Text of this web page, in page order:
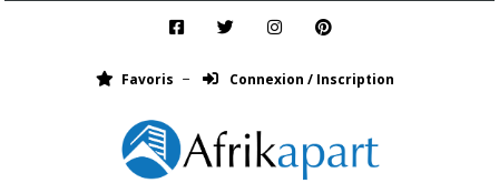
Favoris Connexion / Inscription